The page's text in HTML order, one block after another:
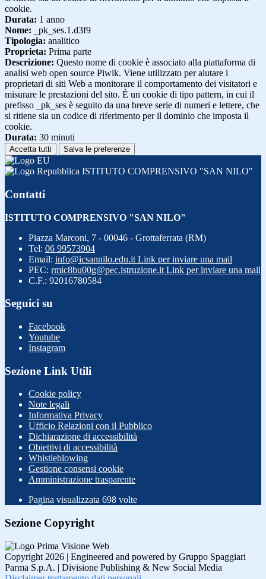
cookie.
Durata: 1 anno
Nome: _pk_ses.1.d3f9
Tipologia: analitico
Proprieta: Prima parte
Descrizione: Questo nome di cookie è associato alla piattaforma di
analisi web open source Piwik. Viene utilizzato per aiutare i
proprietari di siti Web a monitorare il comportamento dei visitatori e
misurare le prestazioni del sito. È un cookie di tipo pattern, in cui il
prefisso _pk_ses è seguito da una breve serie di numeri e lettere, che
si ritiene sia un codice di riferimento per il dominio che imposta il
cookie.
Durata: 30 minuti
Accetta tutti Salva le preferenze
ISTITUTO COMPRENSIVO "SAN NILO"
Contatti
ISTITUTO COMPRENSIVO "SAN NILO"
Piazza Marconi, 7 - 00046 - Grottaferrata (RM)
Tel: 06 99573904
Email: info@icsannilo.edu.it Link per inviare una mail
PEC: rmic8bu00g@pec.istruzione.it Link per inviare una mail
C.F.: 92016780584
Seguici su
Facebook
Youtube
Instagram
Sezione Link Utili
Cookie policy
Note legali
Informativa Privacy
Ufficio Relazioni con il Pubblico
Dichiarazione di accessibilità
Obiettivi di accessibilità
Whistleblowing
Gestione consensi cookie
Amministrazione trasparente
Pagina visualizzata 698 volte
Sezione Copyright
Copyright 2026 | Engineered and powered by Gruppo Spaggiari
Parma S.p.A. | Divisione Publishing & New Social Media